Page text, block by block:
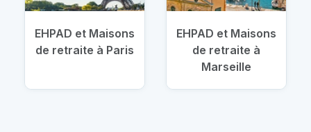
EHPAD et Maisons
de retraite à Paris
EHPAD et Maisons
de retraite à
Marseille